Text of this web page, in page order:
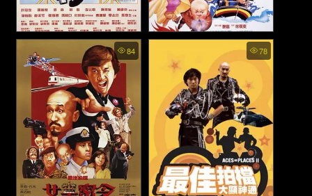
Aces Go Places 5: The
Terracotta Hit (Mad Mission
5) - โคตรเก่งมหาเฮง ภาค 5
(1989)
Aces Go Places 4: You
Never Die Twice (Mad
Mission 4) - โคตรเก่งมหาเฮง
ภาค 4 (1986)
84 78